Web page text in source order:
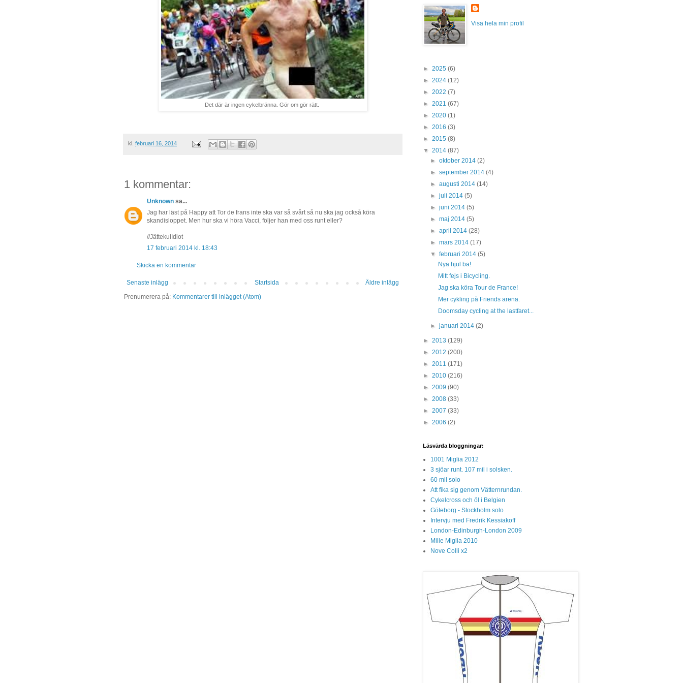
Det där är ingen cykelbränna. Gör om gör rätt.
kl. februari 16, 2014
1 kommentar:
Unknown sa...
Jag har läst på Happy att Tor de frans inte ska var så svårt så nu ska jag också köra
skandisloppet. Men hur ska vi höra Vacci, följer han med oss runt eller?
//JättekulIdiot
17 februari 2014 kl. 18:43
Skicka en kommentar
Senaste inlägg Äldre inlägg
Startsida
Prenumerera på: Kommentarer till inlägget (Atom)
Visa hela min profil
► 2025 (6)
► 2024 (12)
► 2022 (7)
► 2021 (67)
► 2020 (1)
► 2016 (3)
► 2015 (8)
▼ 2014 (87)
►oktober 2014(2)
►september 2014(4)
►augusti 2014(14)
►juli 2014(5)
►juni 2014(5)
►maj 2014(5)
►april 2014(28)
►mars 2014(17)
▼februari 2014(5)
Nya hjul ba!
Mitt fejs i Bicycling.
Jag ska köra Tour de France!
Mer cykling på Friends arena.
Doomsday cycling at the lastfaret...
►januari 2014(2)
► 2013 (129)
► 2012 (200)
► 2011 (171)
► 2010 (216)
► 2009 (90)
► 2008 (33)
► 2007 (33)
► 2006 (2)
Läsvärda bloggningar:
1001 Miglia 2012
3 sjöar runt. 107 mil i solsken.
60 mil solo
Att fika sig genom Vätternrundan.
Cykelcross och öl i Belgien
Göteborg - Stockholm solo
Intervju med Fredrik Kessiakoff
London-Edinburgh-London 2009
Mille Miglia 2010
Nove Colli x2